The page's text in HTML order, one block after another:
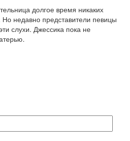
долгое время никаких
недавно представители певицы
слухи. Джессика пока не